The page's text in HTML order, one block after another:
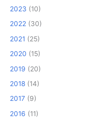
2023 (10)
2022 (30)
2021 (25)
2020 (15)
2019 (20)
2018 (14)
2017 (9)
2016 (11)